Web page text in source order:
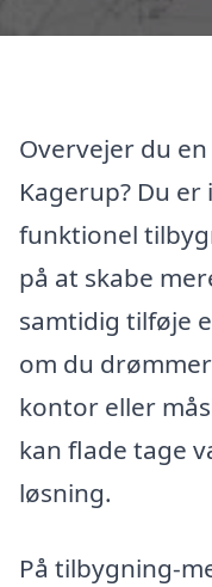
Overvejer du
Kagerup? Du
funktionel
på at skabe
samtidig tilføje
om du
kontor eller
kan flade tage
løsning.
På tilbygning-